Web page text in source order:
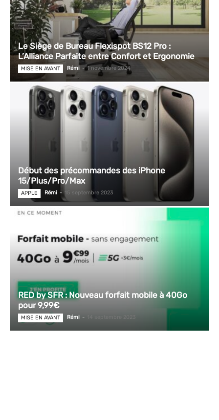
Le Siège de Bureau Flexispot BS12 Pro :
L’Alliance Parfaite entre Confort et Ergonomie
MISE EN AVANT Rémi - 1 novembre 2024
Début des précommandes des iPhone
15/Plus/Pro/Max
APPLE Rémi - 15 septembre 2023
RED by SFR : Nouveau forfait mobile à 40Go
pour 9,99€
MISE EN AVANT Rémi - 14 septembre 2023